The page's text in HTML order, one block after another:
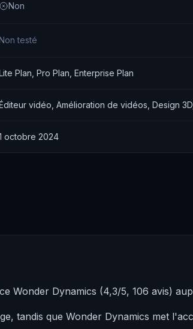
Non
testé
Plan, Pro Plan, Enterprise Plan
vidéo, Amélioration de vidéos, Design
octobre 2024
Wonder Dynamics (4,3/5, 106 avis)
tandis que Wonder Dynamics met